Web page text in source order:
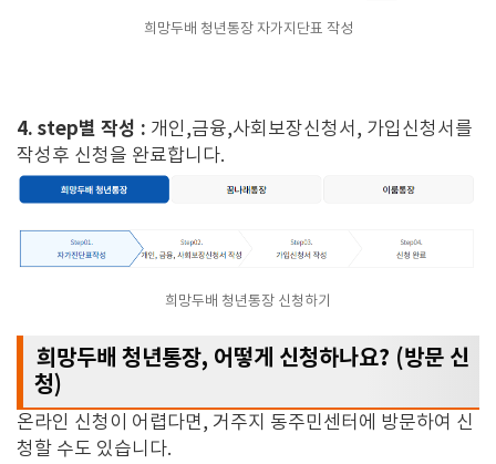
희망두배 청년통장 자가지단표 작성
4. step별 작성 : 개인,금융,사회보장신청서, 가입신청서를
작성후 신청을 완료합니다.
희망두배 청년통장 신청하기
희망두배 청년통장, 어떻게 신청하나요? (방문 신
청)
온라인 신청이 어렵다면, 거주지 동주민센터에 방문하여 신
청할 수도 있습니다.